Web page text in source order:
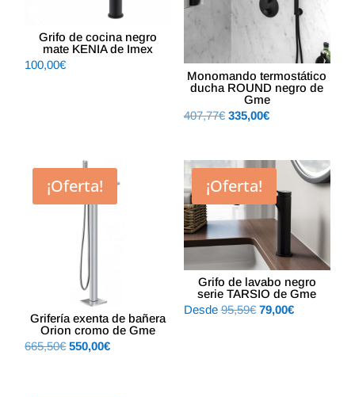
Grifo de cocina negro
mate KENIA de Imex
100,00€
Monomando termostático
ducha ROUND negro de
Gme
407,77€ El
407,77€.
335,00€El
es:
335,00€.
¡Oferta!
Grifería exenta de bañera
Orion cromo de Gme
665,50€ El
550,00€El
¡Oferta!
Grifo de lavabo negro
serie TARSIO de Gme
Desde 95,59€ El
79,00€El